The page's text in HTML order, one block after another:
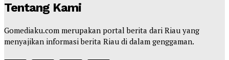
Tentang Kami
Gomediaku.com merupakan portal berita dari Riau yang
menyajikan informasi berita Riau di dalam genggaman.